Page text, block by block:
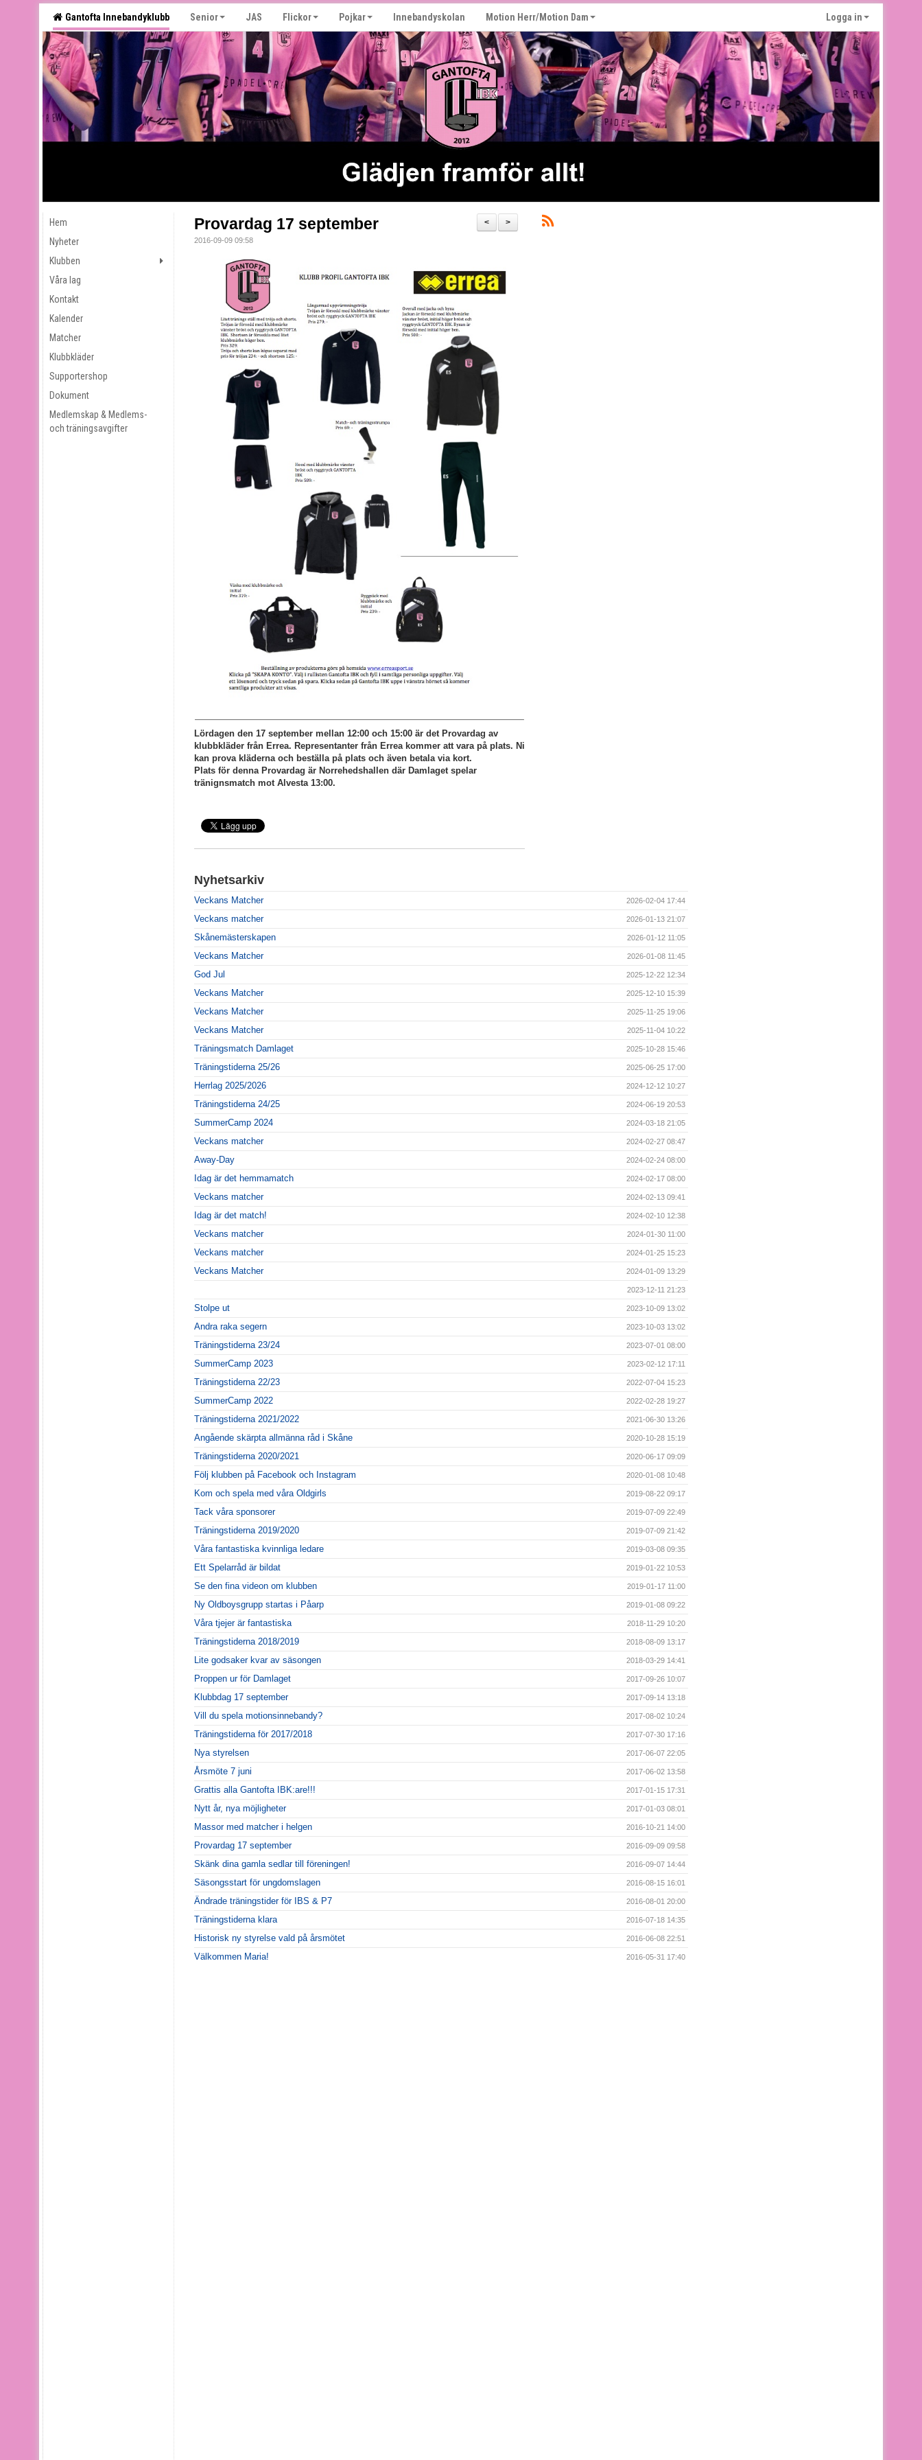
Gantofta Innebandyklubb Senior JAS Flickor Pojkar Innebandyskolan Motion Herr/Motion Dam Logga in
Hem
Nyheter
Klubben
Våra lag
Kontakt
Kalender
Matcher
Klubbkläder
Supportershop
Dokument
Medlemskap & Medlems-
och träningsavgifter
>
<
Provardag 17 september
2016-09-09 09:58
Lördagen den 17 september mellan 12:00 och 15:00 är det Provardag av
klubbkläder från Errea. Representanter från Errea kommer att vara på plats. Ni
kan prova kläderna och beställa på plats och även betala via kort.
Plats för denna Provardag är Norrehedshallen där Damlaget spelar
tränignsmatch mot Alvesta 13:00.
Nyhetsarkiv
Veckans Matcher 2026-02-04 17:44
Veckans matcher 2026-01-13 21:07
Skånemästerskapen 2026-01-12 11:05
Veckans Matcher 2026-01-08 11:45
God Jul 2025-12-22 12:34
Veckans Matcher 2025-12-10 15:39
Veckans Matcher 2025-11-25 19:06
Veckans Matcher 2025-11-04 10:22
Träningsmatch Damlaget 2025-10-28 15:46
Träningstiderna 25/26 2025-06-25 17:00
Herrlag 2025/2026 2024-12-12 10:27
Träningstiderna 24/25 2024-06-19 20:53
SummerCamp 2024 2024-03-18 21:05
Veckans matcher 2024-02-27 08:47
Away-Day 2024-02-24 08:00
Idag är det hemmamatch 2024-02-17 08:00
Veckans matcher 2024-02-13 09:41
Idag är det match! 2024-02-10 12:38
Veckans matcher 2024-01-30 11:00
Veckans matcher 2024-01-25 15:23
Veckans Matcher 2024-01-09 13:29
2023-12-11 21:23
Stolpe ut 2023-10-09 13:02
Andra raka segern 2023-10-03 13:02
Träningstiderna 23/24 2023-07-01 08:00
SummerCamp 2023 2023-02-12 17:11
Träningstiderna 22/23 2022-07-04 15:23
SummerCamp 2022 2022-02-28 19:27
Träningstiderna 2021/2022 2021-06-30 13:26
Angående skärpta allmänna råd i Skåne 2020-10-28 15:19
Träningstiderna 2020/2021 2020-06-17 09:09
Följ klubben på Facebook och Instagram 2020-01-08 10:48
Kom och spela med våra Oldgirls 2019-08-22 09:17
Tack våra sponsorer 2019-07-09 22:49
Träningstiderna 2019/2020 2019-07-09 21:42
Våra fantastiska kvinnliga ledare 2019-03-08 09:35
Ett Spelarråd är bildat 2019-01-22 10:53
Se den fina videon om klubben 2019-01-17 11:00
Ny Oldboysgrupp startas i Påarp 2019-01-08 09:22
Våra tjejer är fantastiska 2018-11-29 10:20
Träningstiderna 2018/2019 2018-08-09 13:17
Lite godsaker kvar av säsongen 2018-03-29 14:41
Proppen ur för Damlaget 2017-09-26 10:07
Klubbdag 17 september 2017-09-14 13:18
Vill du spela motionsinnebandy? 2017-08-02 10:24
Träningstiderna för 2017/2018 2017-07-30 17:16
Nya styrelsen 2017-06-07 22:05
Årsmöte 7 juni 2017-06-02 13:58
Grattis alla Gantofta IBK:are!!! 2017-01-15 17:31
Nytt år, nya möjligheter 2017-01-03 08:01
Massor med matcher i helgen 2016-10-21 14:00
Provardag 17 september 2016-09-09 09:58
Skänk dina gamla sedlar till föreningen! 2016-09-07 14:44
Säsongsstart för ungdomslagen 2016-08-15 16:01
Ändrade träningstider för IBS & P7 2016-08-01 20:00
Träningstiderna klara 2016-07-18 14:35
Historisk ny styrelse vald på årsmötet 2016-06-08 22:51
Välkommen Maria! 2016-05-31 17:40